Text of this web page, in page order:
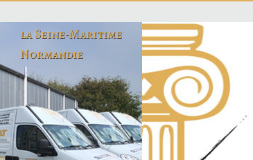
la Seine-Maritime
Normandie